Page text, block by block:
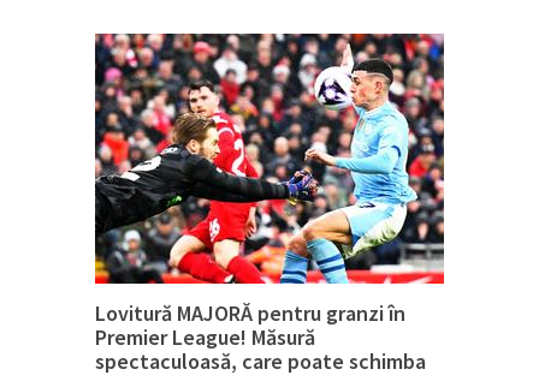
Lovitură MAJORĂ pentru granzi în
Premier League! Măsură
spectaculoasă, care poate schimba